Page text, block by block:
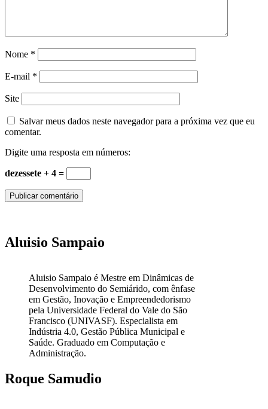
Nome *
E-mail *
Site
Salvar meus dados neste navegador para a próxima vez que eu
comentar.
Digite uma resposta em números:
dezessete + 4 =
Aluisio Sampaio
Aluisio Sampaio é Mestre em Dinâmicas de
Desenvolvimento do Semiárido, com ênfase
em Gestão, Inovação e Empreendedorismo
pela Universidade Federal do Vale do São
Francisco (UNIVASF). Especialista em
Indústria 4.0, Gestão Pública Municipal e
Saúde. Graduado em Computação e
Administração.
Roque Samudio